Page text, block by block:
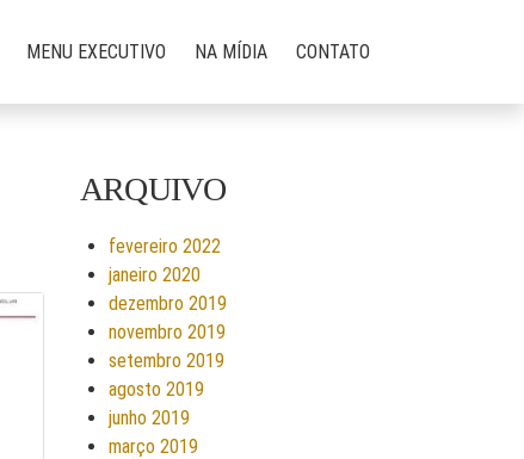
MENU EXECUTIVO NA MÍDIA CONTATO
ARQUIVO
fevereiro 2022
janeiro 2020
dezembro 2019
novembro 2019
setembro 2019
agosto 2019
junho 2019
março 2019